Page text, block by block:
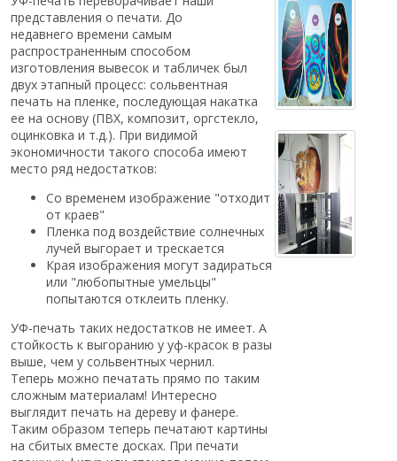
представления о печати. До
недавнего времени самым
распространенным способом
изготовления вывесок и табличек был
двух этапный процесс: сольвентная
печать на пленке, последующая накатка
ее на основу (ПВХ, композит, оргстекло,
оцинковка и т.д.). При видимой
экономичности такого способа имеют
место ряд недостатков:
Со временем изображение "отходит
от краев"
Пленка под воздействие солнечных
лучей выгорает и трескается
Края изображения могут задираться
или "любопытные умельцы"
попытаются отклеить пленку.
УФ-печать таких недостатков не имеет. А
стойкость к выгоранию у уф-красок в разы
выше, чем у сольвентных чернил.
Теперь можно печатать прямо по таким
сложным материалам! Интересно
выглядит печать на дереву и фанере.
Таким образом теперь печатают картины
на сбитых вместе досках. При печати